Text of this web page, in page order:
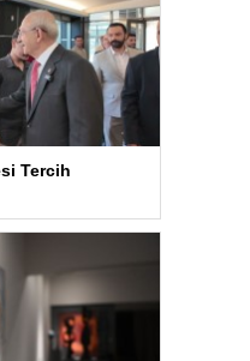
Tercih